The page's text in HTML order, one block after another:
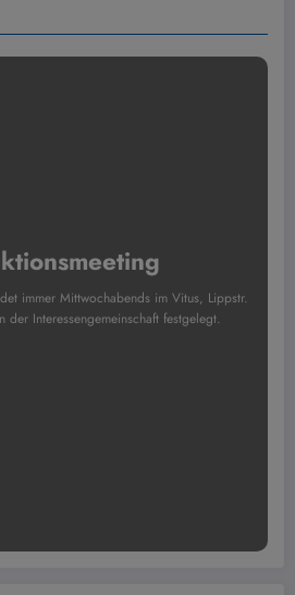
immer Mittwochabends im Vitus, Lippstr.
der Interessengemeinschaft festgelegt.